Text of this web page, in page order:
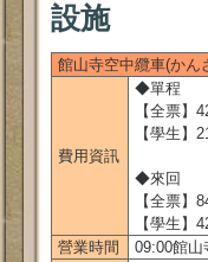
設施
館山寺空中纜車(かん
費用資訊
◆單程
【全票】
【學生】
◆來回
【全票】
【學生】
營業時間
09:00館山